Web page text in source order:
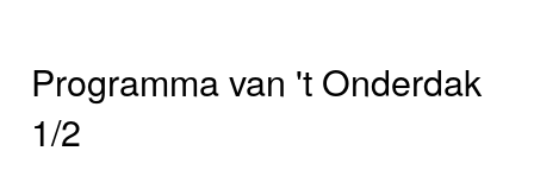
Programma van 't Onderdak
1/2